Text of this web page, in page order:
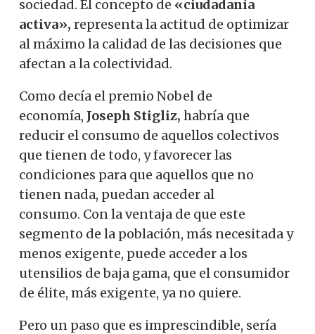
sociedad. El concepto de «ciudadanía
activa», representa la actitud de optimizar
al máximo la calidad de las decisiones que
afectan a la colectividad.
Como decía el premio Nobel de
economía, Joseph Stigliz, habría que
reducir el consumo de aquellos colectivos
que tienen de todo, y favorecer las
condiciones para que aquellos que no
tienen nada, puedan acceder al
consumo. Con la ventaja de que este
segmento de la población, más necesitada y
menos exigente, puede acceder a los
utensilios de baja gama, que el consumidor
de élite, más exigente, ya no quiere.
Pero un paso que es imprescindible, sería